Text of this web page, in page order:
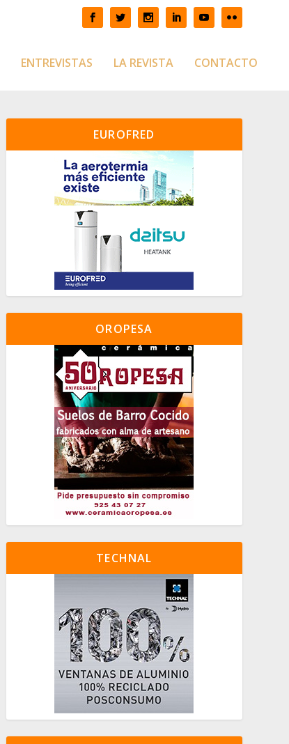
ENTREVISTAS LA REVISTA CONTACTO
EUROFRED
OROPESA
TECHNAL